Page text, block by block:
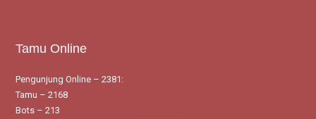
Tamu Online
Pengunjung Online – 2381:
Tamu – 2168
Bots – 213